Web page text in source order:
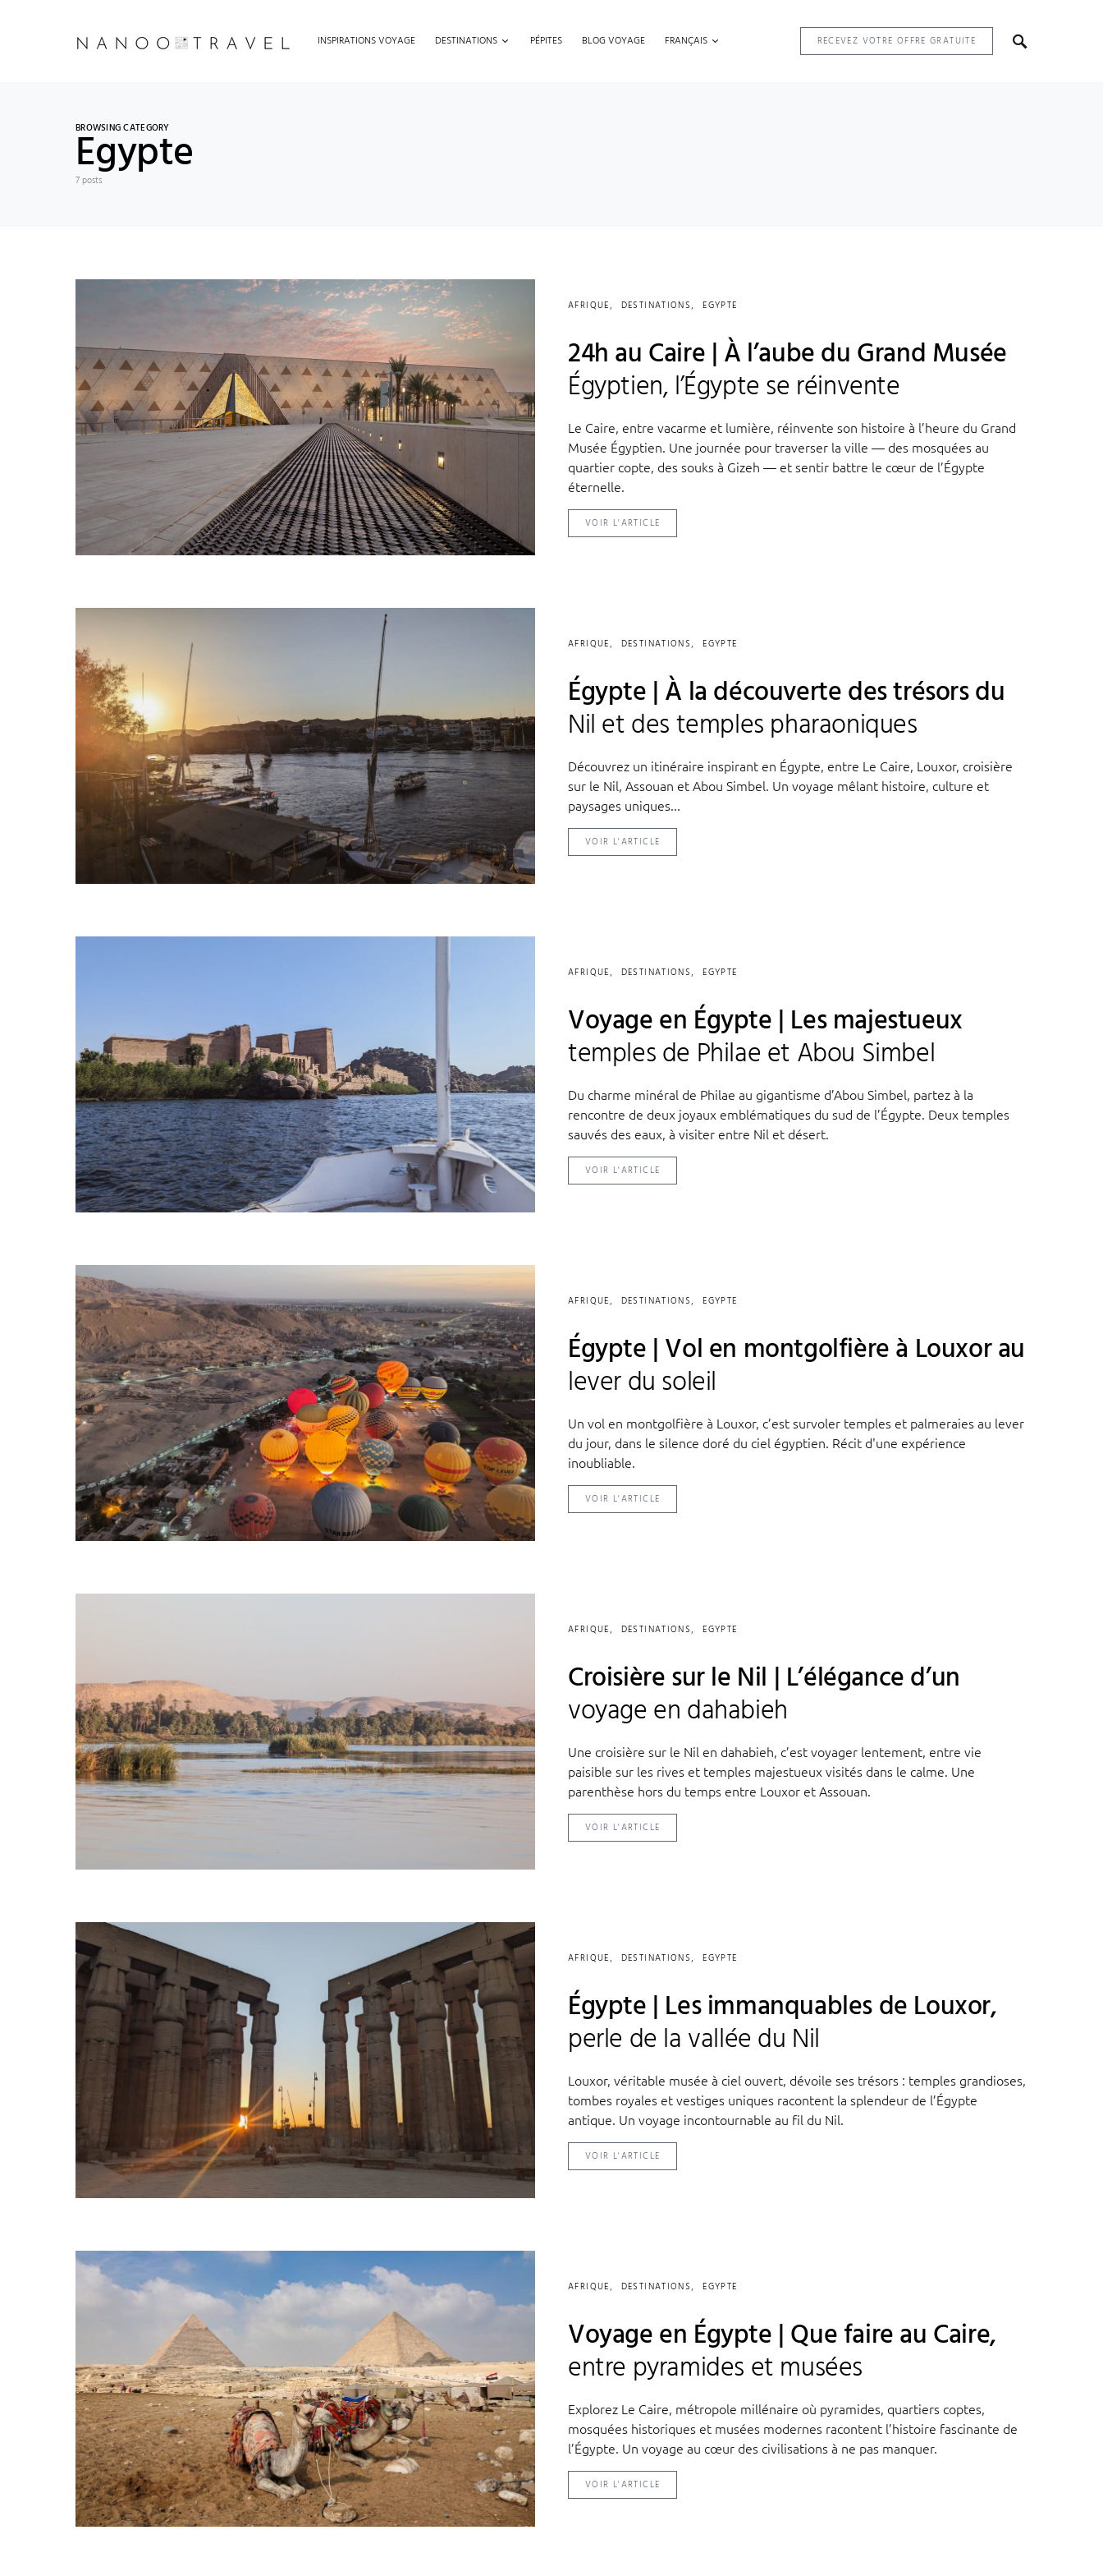
INSPIRATIONS VOYAGE DESTINATIONS PÉPITES BLOG VOYAGE FRANÇAIS RECEVEZ VOTRE OFFRE GRATUITE
BROWSING CATEGORY
Egypte
7 posts
AFRIQUE DESTINATIONS EGYPTE
24h au Caire | À l’aube du Grand Musée
Égyptien, l’Égypte se réinvente
Le Caire, entre vacarme et lumière, réinvente son histoire à l’heure du Grand
Musée Égyptien. Une journée pour traverser la ville — des mosquées au
quartier copte, des souks à Gizeh — et sentir battre le cœur de l’Égypte
éternelle.
VOIR L'ARTICLE
AFRIQUE DESTINATIONS EGYPTE
Égypte | À la découverte des trésors du
Nil et des temples pharaoniques
Découvrez un itinéraire inspirant en Égypte, entre Le Caire, Louxor, croisière
sur le Nil, Assouan et Abou Simbel. Un voyage mêlant histoire, culture et
paysages uniques...
VOIR L'ARTICLE
AFRIQUE DESTINATIONS EGYPTE
Voyage en Égypte | Les majestueux
temples de Philae et Abou Simbel
Du charme minéral de Philae au gigantisme d’Abou Simbel, partez à la
rencontre de deux joyaux emblématiques du sud de l’Égypte. Deux temples
sauvés des eaux, à visiter entre Nil et désert.
VOIR L'ARTICLE
AFRIQUE DESTINATIONS EGYPTE
Égypte | Vol en montgolfière à Louxor au
lever du soleil
Un vol en montgolfière à Louxor, c’est survoler temples et palmeraies au lever
du jour, dans le silence doré du ciel égyptien. Récit d'une expérience
inoubliable.
VOIR L'ARTICLE
AFRIQUE DESTINATIONS EGYPTE
Croisière sur le Nil | L’élégance d’un
voyage en dahabieh
Une croisière sur le Nil en dahabieh, c’est voyager lentement, entre vie
paisible sur les rives et temples majestueux visités dans le calme. Une
parenthèse hors du temps entre Louxor et Assouan.
VOIR L'ARTICLE
AFRIQUE DESTINATIONS EGYPTE
Égypte | Les immanquables de Louxor,
perle de la vallée du Nil
Louxor, véritable musée à ciel ouvert, dévoile ses trésors : temples grandioses,
tombes royales et vestiges uniques racontent la splendeur de l’Égypte
antique. Un voyage incontournable au fil du Nil.
VOIR L'ARTICLE
AFRIQUE DESTINATIONS EGYPTE
Voyage en Égypte | Que faire au Caire,
entre pyramides et musées
Explorez Le Caire, métropole millénaire où pyramides, quartiers coptes,
mosquées historiques et musées modernes racontent l’histoire fascinante de
l’Égypte. Un voyage au cœur des civilisations à ne pas manquer.
VOIR L'ARTICLE